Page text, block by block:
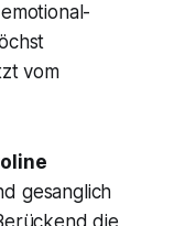
vom
gesanglich